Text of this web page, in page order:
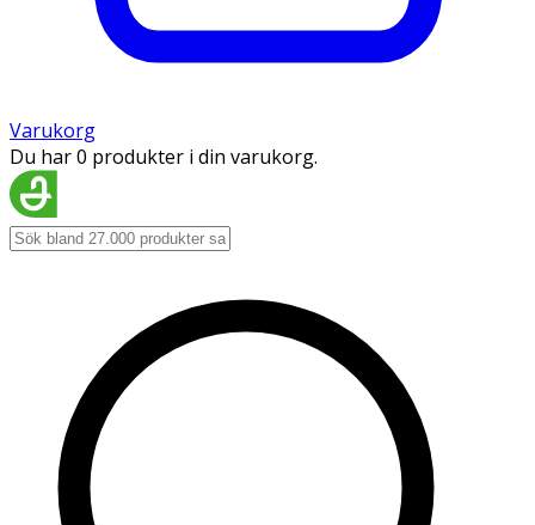
Varukorg
Du har 0 produkter i din varukorg.